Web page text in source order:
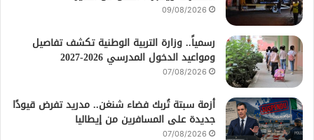
09/08/2026
رسمياً.. وزارة التربية الوطنية تكشف تفاصيل
ومواعيد الدخول المدرسي 2026-2027
07/08/2026
أزمة سبتة تُربك فضاء شنغن.. مدريد تفرض قيودًا
جديدة على المسافرين من إيطاليا
07/08/2026